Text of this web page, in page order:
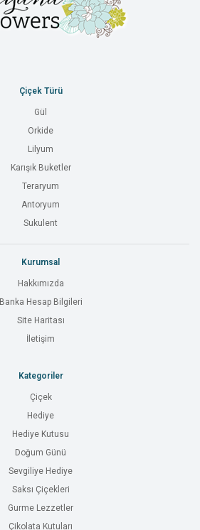
Çiçek Türü
Gül
Orkide
Lilyum
Karışık Buketler
Teraryum
Antoryum
Sukulent
Kurumsal
Hakkımızda
Banka Hesap Bilgileri
Site Haritası
İletişim
Kategoriler
Çiçek
Hediye
Hediye Kutusu
Doğum Günü
Sevgiliye Hediye
Saksı Çiçekleri
Gurme Lezzetler
Çikolata Kutuları